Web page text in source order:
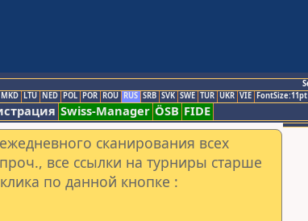
MKD LTU NED POL POR ROU RUS SRB SVK SWE TUR UKR VIE FontSize:11pt
Swiss-Manager ÖSB FIDE
сканирования всех
все ссылки на турниры старше
по данной кнопке :